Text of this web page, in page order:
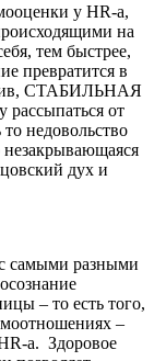
у HR-a,
на
тем быстрее,
превратится в
СТАБИЛЬНАЯ
от
недовольство
незакрывающаяся
дух и
самыми разными
– то есть того,
–
а. Здоровое